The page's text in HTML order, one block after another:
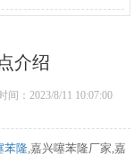
介绍
间：2023/8/11 10:07:00
苯隆,嘉兴噻苯隆厂家,嘉